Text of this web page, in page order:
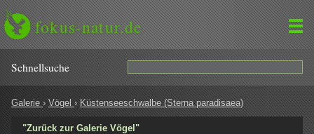
fokus-natur.de
Schnell­suche
Galerie › Vögel › Küstenseeschwalbe (Sterna paradisaea)
"Zurück zur Galerie Vögel"